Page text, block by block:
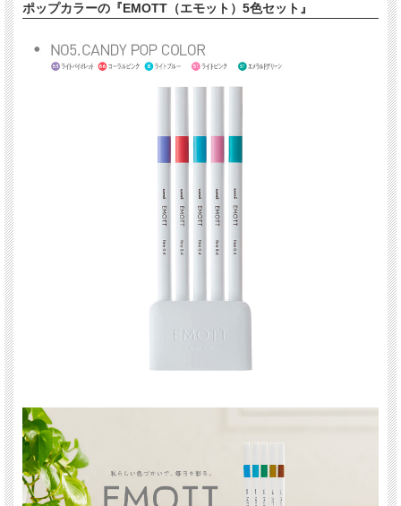
ポップカラーの『EMOTT（エモット）5色セット』